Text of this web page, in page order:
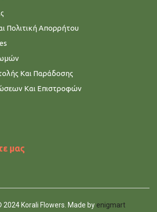
Πολιτική Απορρήτου
Και Παράδοσης
Και Επιστροφών
μας
Korali Flowers. Made by enigmart